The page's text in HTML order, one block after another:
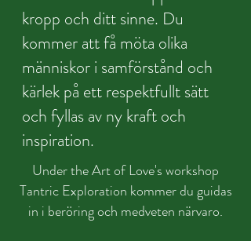
kropp och ditt sinne. Du
kommer att få möta olika
människor i samförstånd och
kärlek på ett respektfullt sätt
och fyllas av ny kraft och
inspiration.
Under the Art of Love's workshop
Tantric Exploration kommer du guidas
in i beröring och medveten närvaro.